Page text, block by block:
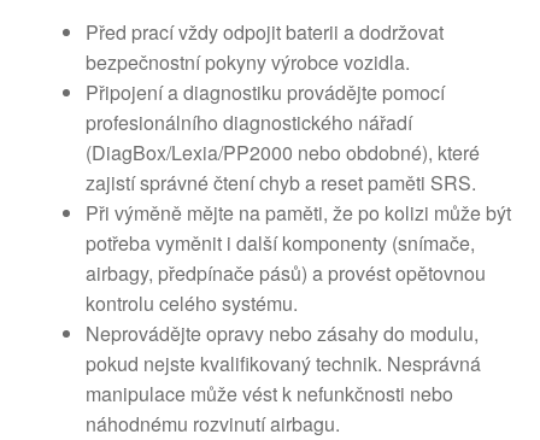
Před prací vždy odpojit baterii a dodržovat
bezpečnostní pokyny výrobce vozidla.
Připojení a diagnostiku provádějte pomocí
profesionálního diagnostického nářadí
(DiagBox/Lexia/PP2000 nebo obdobné), které
zajistí správné čtení chyb a reset paměti SRS.
Při výměně mějte na paměti, že po kolizi může být
potřeba vyměnit i další komponenty (snímače,
airbagy, předpínače pásů) a provést opětovnou
kontrolu celého systému.
Neprovádějte opravy nebo zásahy do modulu,
pokud nejste kvalifikovaný technik. Nesprávná
manipulace může vést k nefunkčnosti nebo
náhodnému rozvinutí airbagu.